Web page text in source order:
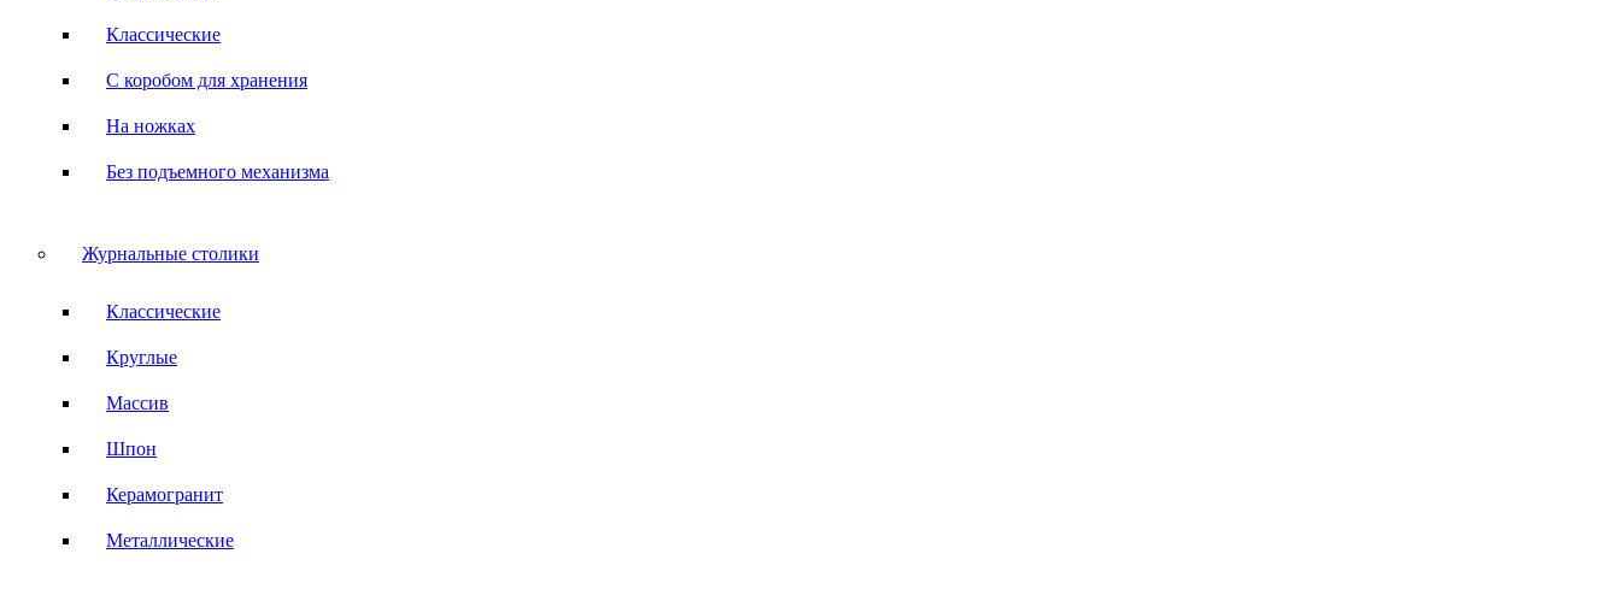
Классические
С коробом для хранения
На ножках
Без подъемного механизма
Журнальные столики
Классические
Круглые
Массив
Шпон
Керамогранит
Металлические